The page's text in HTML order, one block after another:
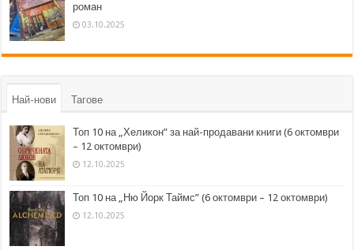
роман
03.10.2025
Най-нови Тагове
Топ 10 на „Хеликон” за най-продавани книги (6 октомври
– 12 октомври)
12.10.2025
Топ 10 на „Ню Йорк Таймс” (6 октомври – 12 октомври)
12.10.2025